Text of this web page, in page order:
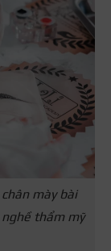
mày bài
thẩm mỹ